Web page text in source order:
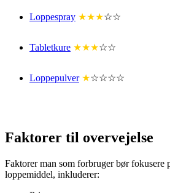
Loppespray ★★★☆☆
Tabletkure ★★★☆☆
Loppepulver ★☆☆☆☆
Faktorer til overvejelse
Faktorer man som forbruger bør fokusere
loppemiddel, inkluderer: